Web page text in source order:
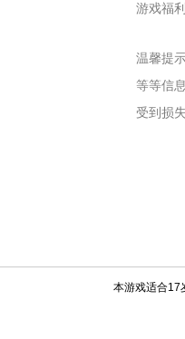
游戏福
温馨提
等等信
受到损失
本游戏适合17